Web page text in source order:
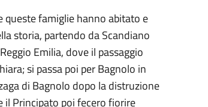
queste famiglie hanno abitato e
storia, partendo da Scandiano
Emilia, dove il passaggio
si passa poi per Bagnolo in
di Bagnolo dopo la distruzione
il Principato poi fecero fiorire